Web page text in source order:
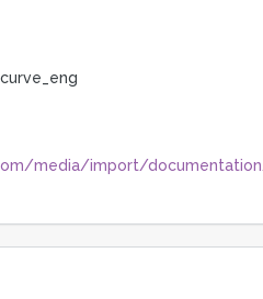
media/import/documentation/